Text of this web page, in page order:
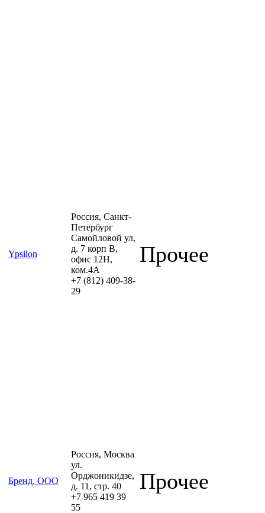
Ypsilon
Россия, Санкт-
Петербург
Самойловой ул,
д. 7 корп В,
офис 12Н,
ком.4А
+7 (812) 409-38-
29
Прочее
Бренд, ООО
Россия, Москва
ул.
Орджоникидзе,
д. 11, стр. 40
+7 965 419 39
55
Прочее